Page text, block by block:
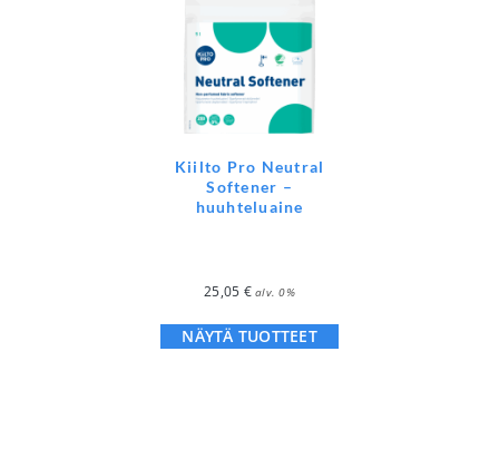
Kiilto Pro Neutral
Softener –
huuhteluaine
25,05 € alv. 0%
NÄYTÄ TUOTTEET